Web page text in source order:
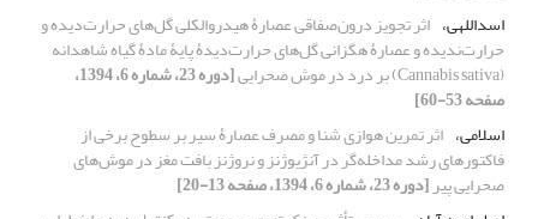
اسداللهی، اثر تجویز درون‌صفاقی عصارۀ هیدروالکلی گل‌های حرارت‌دیده و
حرارت‌ندیده و عصارۀ هگزانی گل‌های حرارت‌دیدۀ پایۀ مادۀ گیاه شاهدانه
(Cannabis sativa) بر درد در موش صحرایی [دوره 23، شماره 6، 1394،
صفحه 53-60]
اسلامی، اثر تمرین هوازی شنا و مصرف عصارۀ سیر بر سطوح برخی از
فاکتور‌های رشد مداخله‌گر در آنژیوژنز و نروژنز بافت مغز در موش‌های
صحرایی پیر[دوره 23، شماره 6، 1394، صفحه 13-20]